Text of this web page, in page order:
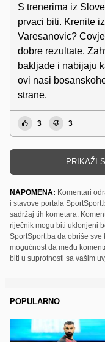
S trenerima iz
prvaci biti. Krenite
Varesanovic?
dobre rezultate.
bakljade i nabijaju
ovi nasi
strane.
3 3
PRIKAŽI
NAPOMENA: Komentari
i stavove portala
sadržaj tih kometara.
riječnik mogu biti uklonjeni
SportSport.ba da obriše
mogućnost da među
biti u suprotnosti sa vašim
POPULARNO